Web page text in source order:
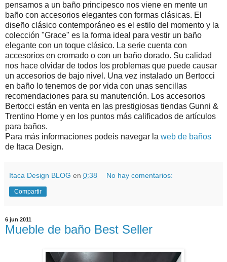
pensamos a un baño principesco nos viene en mente un
baño con accesorios elegantes con formas clásicas. El
diseño clásico contemporáneo es el estilo del momento y la
colección "Grace" es la forma ideal para vestir un baño
elegante con un toque clásico. La serie cuenta con
accesorios en cromado o con un baño dorado. Su calidad
nos hace olvidar de todos los problemas que puede causar
un accesorios de bajo nivel. Una vez instalado un Bertocci
en baño lo tenemos de por vida con unas sencillas
recomendaciones para su manutención. Los accesorios
Bertocci están en venta en las prestigiosas tiendas Gunni &
Trentino Home y en los puntos más calificados de artículos
para baños.
Para más informaciones podeis navegar la web de baños
de Itaca Design.
Itaca Design BLOG en 0:38 No hay comentarios:
Compartir
6 jun 2011
Mueble de baño Best Seller